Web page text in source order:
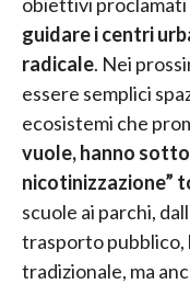
guidare i centri
radicale. Nei
essere semplici
ecosistemi che
vuole, hanno
nicotinizzazione”
scuole ai parchi,
trasporto pubblico,
tradizionale, ma